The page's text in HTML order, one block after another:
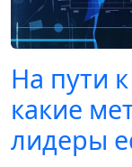
На пути
какие
лидеры